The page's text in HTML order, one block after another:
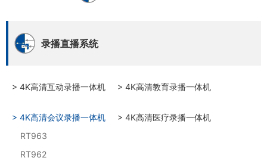
录播直播系统
> 4K高清互动录播一体机 > 4K高清教育录播一体机
> 4K高清会议录播一体机
RT963
RT962
> 4K高清医疗录播一体机